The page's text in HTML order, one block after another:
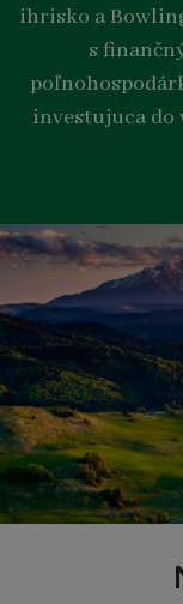
ihrisko a
s
investujuca do